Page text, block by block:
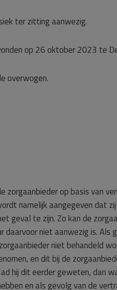
ter zitting aanwezig.
op 26 oktober 2023 te
overwogen.
zorgaanbieder op basis van
namelijk aangegeven dat
geval te zijn. Zo kan de
niet aanwezig is. Als
niet behandeld
en dit bij de
hij dit eerder geweten, dan
en als gevolg van de